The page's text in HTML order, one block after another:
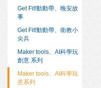
Get Fit!動動帶、晚安故
事
Get Fit!動動帶、衛教小
尖兵
Maker tools、AI科學玩
創意 系列
Maker tools、AI科學玩
意系列